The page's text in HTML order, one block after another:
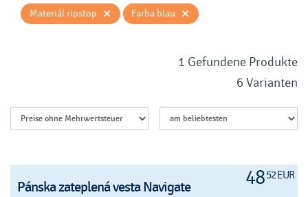
Materiál ripstop × Farba blau ×
1 Gefundene Produkte
6 Varianten
4852 EUR
Pánska zateplená vesta Navigate